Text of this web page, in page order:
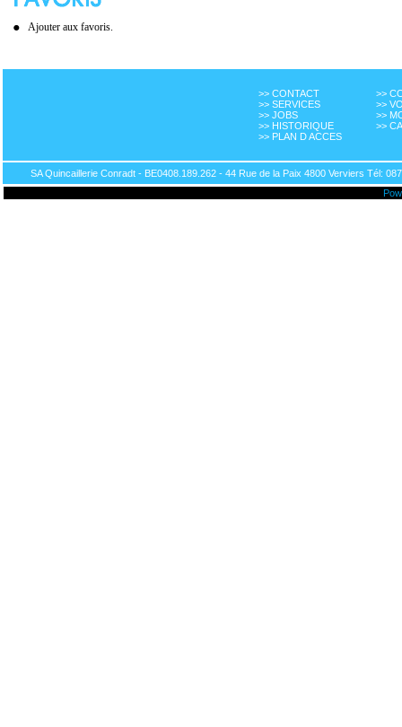
Ajouter aux favoris.
>> CONTACT
>> SERVICES
>> JOBS
>> HISTORIQUE
>> PLAN D ACCES
>>
>>
>>
>>
SA Quincaillerie Conradt - BE0408.189.262 - 44 Rue de la Paix 4800 Verviers Tél: